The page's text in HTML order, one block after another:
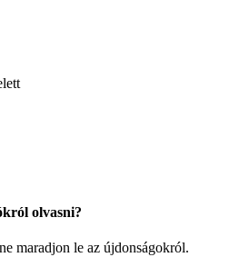
olvasni?
maradjon le az újdonságokról.